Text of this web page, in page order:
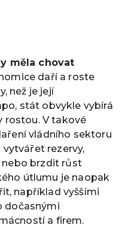
měla chovat
daří a roste
než je její
stát obvykle vybírá
rostou. V takové
vládního sektoru
vytvářet rezervy,
nebo brzdit růst
útlumu je naopak
například vyššími
dočasnými
a firem.